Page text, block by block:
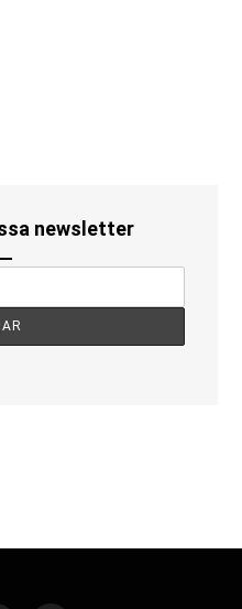
newsletter